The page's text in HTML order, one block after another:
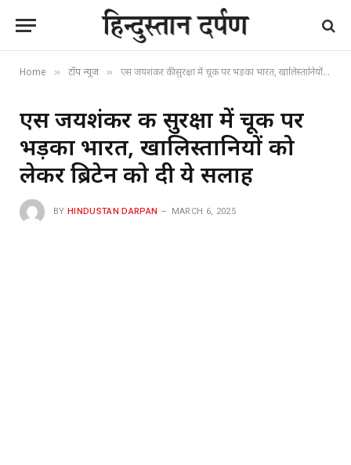
Home » टॉप न्यूज » एस जयशंकर की सुरक्षा में चूक पर भड़का भारत, खालिस्तानियों को लेकर ब्रिटेन को दी ये सलाह
एस जयशंकर की सुरक्षा में चूक पर
भड़का भारत, खालिस्तानियों को
लेकर ब्रिटेन को दी ये सलाह
BY HINDUSTAN DARPAN MARCH 6, 2025